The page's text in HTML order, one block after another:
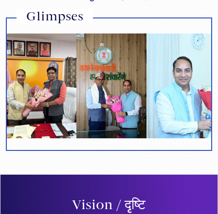
Glimpses
Vision / दृृष्टि